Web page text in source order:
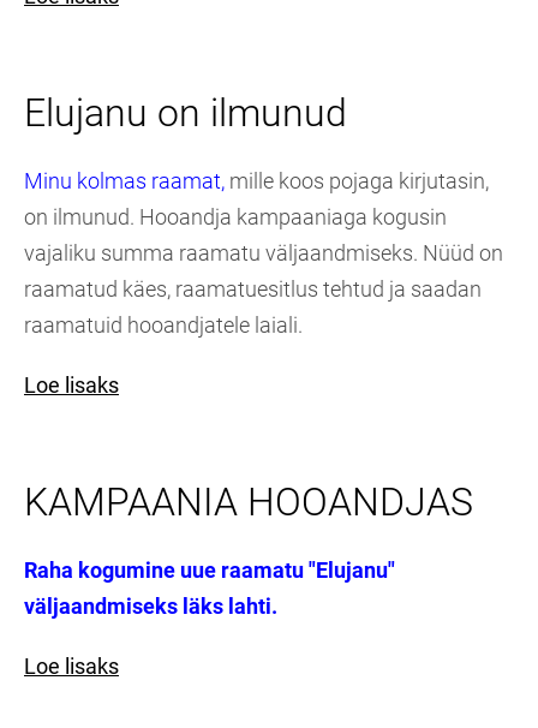
Elujanu on ilmunud
Minu kolmas raamat, mille koos pojaga kirjutasin,
on ilmunud. Hooandja kampaaniaga kogusin
vajaliku summa raamatu väljaandmiseks. Nüüd on
raamatud käes, raamatuesitlus tehtud ja saadan
raamatuid hooandjatele laiali.
Loe lisaks
KAMPAANIA HOOANDJAS
Raha kogumine uue raamatu "Elujanu"
väljaandmiseks läks lahti.
Loe lisaks